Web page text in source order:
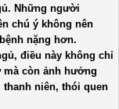
Những người
chú ý không nên
nặng hơn.
điều này không chỉ
mà còn ảnh hưởng
niên, thói quen